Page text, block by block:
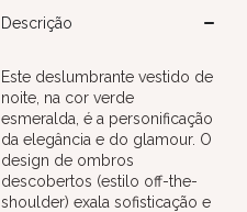
Descrição
Este deslumbrante vestido de
noite, na cor verde
esmeralda, é a personificação
da elegância e do glamour. O
design de ombros
descobertos (estilo off-the-
shoulder) exala sofisticação e